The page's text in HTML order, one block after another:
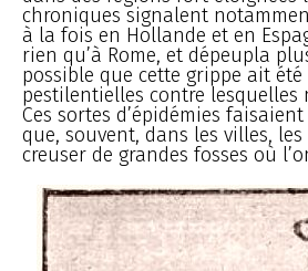
chroniques signalent
à la fois en Hollande et en
rien qu’à Rome, et dépeupla
possible que cette grippe ait
pestilentielles contre
Ces sortes d’épidémies
que, souvent, dans les villes,
creuser de grandes fosses où